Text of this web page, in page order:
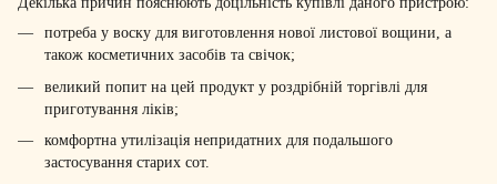
потреба у воску для виготовлення нової листової вощини, а
також косметичних засобів та свічок;
великий попит на цей продукт у роздрібній торгівлі для
приготування ліків;
комфортна утилізація непридатних для подальшого
застосування старих сот.